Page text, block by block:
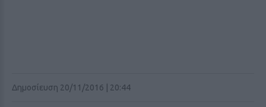
Δημοσίευση 20/11/2016 | 20:44